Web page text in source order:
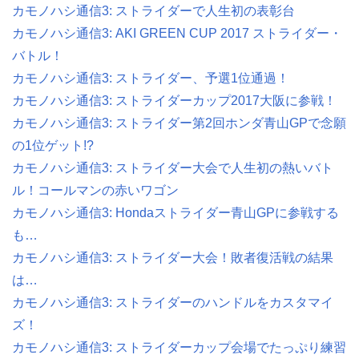
カモノハシ通信3: ストライダーで人生初の表彰台
カモノハシ通信3: AKI GREEN CUP 2017 ストライダー・
バトル！
カモノハシ通信3: ストライダー、予選1位通過！
カモノハシ通信3: ストライダーカップ2017大阪に参戦！
カモノハシ通信3: ストライダー第2回ホンダ青山GPで念願
の1位ゲット!?
カモノハシ通信3: ストライダー大会で人生初の熱いバト
ル！コールマンの赤いワゴン
カモノハシ通信3: Hondaストライダー青山GPに参戦する
も…
カモノハシ通信3: ストライダー大会！敗者復活戦の結果
は…
カモノハシ通信3: ストライダーのハンドルをカスタマイ
ズ！
カモノハシ通信3: ストライダーカップ会場でたっぷり練習